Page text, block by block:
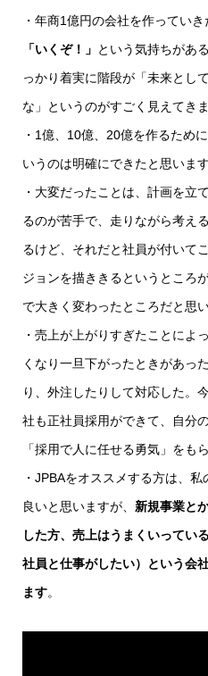
・年商1億円の会社を作ってい
「いくぞ！」 という気持ちがあ
っかり着実に階段が「未来とし
な」というのがすごく見えてきま
・1億、10億、20億を作るため
いうのは明確にできたと思います
・大変だったことは、計画を立
るのが苦手で、走りながら考え
るけど、それだと社員が付いて
ジョンを描ききるというところ
で大きく変わったところだと思い
・売上が上がりすぎたことによ
くなり一旦下がったときがあっ
り、外注したりして対応した。
社も正社員採用ができて、自分
「採用で人に任せる勇気」をも
・JPBAをオススメする方は、
良いと思いますが、 新規事業と
した方、売上はうまくいってい
社員と仕事がしたい）という会
ます。